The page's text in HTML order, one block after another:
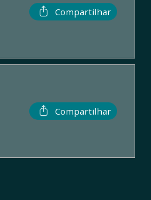
Compartilhar
Compartilhar